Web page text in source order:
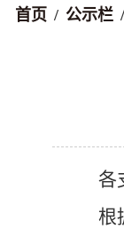
首页 / 公示栏 /
各
根